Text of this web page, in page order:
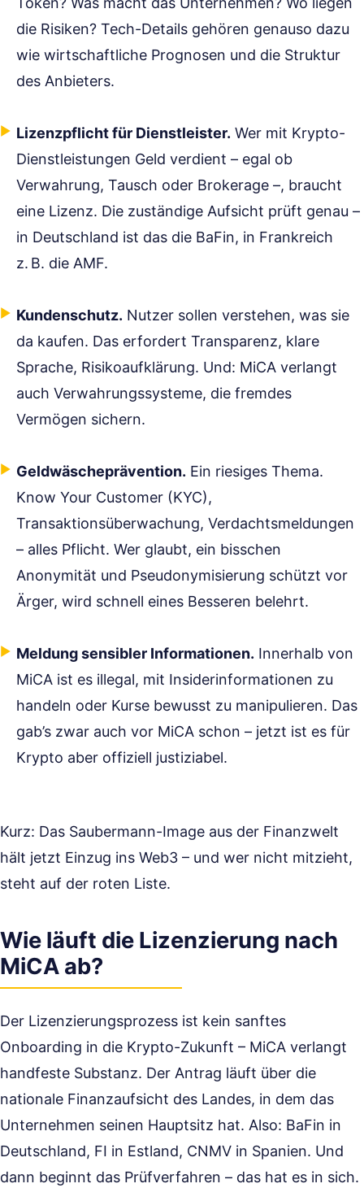
die Risiken? Tech-Details gehören genauso dazu
wie wirtschaftliche Prognosen und die Struktur
des Anbieters.
Lizenzpflicht für Dienstleister. Wer mit Krypto-
Dienstleistungen Geld verdient – egal ob
Verwahrung, Tausch oder Brokerage –, braucht
eine Lizenz. Die zuständige Aufsicht prüft genau –
in Deutschland ist das die BaFin, in Frankreich
z. B. die AMF.
Kundenschutz. Nutzer sollen verstehen, was sie
da kaufen. Das erfordert Transparenz, klare
Sprache, Risikoaufklärung. Und: MiCA verlangt
auch Verwahrungssysteme, die fremdes
Vermögen sichern.
Geldwäscheprävention. Ein riesiges Thema.
Know Your Customer (KYC),
Transaktionsüberwachung, Verdachtsmeldungen
– alles Pflicht. Wer glaubt, ein bisschen
Anonymität und Pseudonymisierung schützt vor
Ärger, wird schnell eines Besseren belehrt.
Meldung sensibler Informationen. Innerhalb von
MiCA ist es illegal, mit Insiderinformationen zu
handeln oder Kurse bewusst zu manipulieren. Das
gab’s zwar auch vor MiCA schon – jetzt ist es für
Krypto aber offiziell justiziabel.
Kurz: Das Saubermann-Image aus der Finanzwelt
hält jetzt Einzug ins Web3 – und wer nicht mitzieht,
steht auf der roten Liste.
Wie läuft die Lizenzierung nach
MiCA ab?
Der Lizenzierungsprozess ist kein sanftes
Onboarding in die Krypto-Zukunft – MiCA verlangt
handfeste Substanz. Der Antrag läuft über die
nationale Finanzaufsicht des Landes, in dem das
Unternehmen seinen Hauptsitz hat. Also: BaFin in
Deutschland, FI in Estland, CNMV in Spanien. Und
dann beginnt das Prüfverfahren – das hat es in sich.